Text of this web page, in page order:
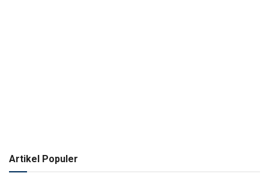
Artikel Populer